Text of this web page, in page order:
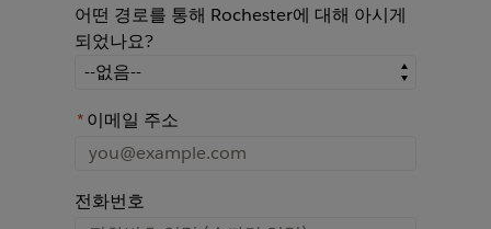
어떤 경로를 통해 Rochester에 대해 아시게
되었나요?
어떤 경로를 통해 Rochester에 대해 아시게 되었나요?
*이메일 주소
전화번호